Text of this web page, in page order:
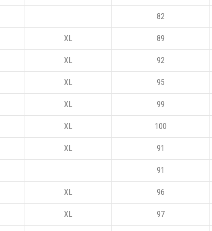
82
XL 89
XL 92
XL 95
XL 99
XL 100
XL 91
91
XL 96
XL 97